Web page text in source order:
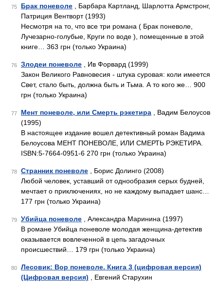
75 Брак поневоле , Барбара Картланд, Шарлотта Армстронг,
Патриция Вентворт (1993)
Несмотря на то, что все три романа ( Брак поневоле,
Лучезарно-голубые, Круги по воде ), помещенные в этой
книге… 363 грн (только Украина)
76 Злодеи поневоле , Ив Форвард (1999)
Закон Великого Равновесия - штука суровая: коли имеется
Свет, стало быть, должна быть и Тьма. А то кого же… 900
грн (только Украина)
77 Мент поневоле, или Смерть рэкетира , Вадим Белоусов
(1995)
В настоящее издание вошел детективный роман Вадима
Белоусова МЕНТ ПОНЕВОЛЕ, ИЛИ СМЕРТЬ РЭКЕТИРА.
ISBN:5-7664-0951-6 270 грн (только Украина)
78 Странник поневоле , Борис Долинго (2008)
Любой человек, уставший от однообразия серых будней,
мечтает о приключениях, но не каждому выпадает шанс…
177 грн (только Украина)
79 Убийца поневоле , Александра Маринина (1997)
В романе Убийца поневоле молодая женщина-детектив
оказывается вовлеченной в цепь загадочных
происшествий… 179 грн (только Украина)
80
Лесовик: Вор поневоле. Книга 3 (цифровая версия)
(Цифровая версия) , Евгений Старухин